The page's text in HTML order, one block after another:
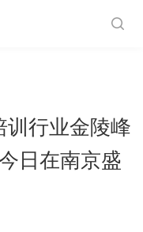
训行业金陵峰
日在南京盛